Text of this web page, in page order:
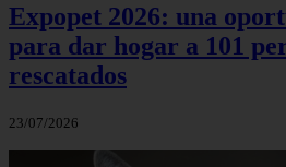
Expopet 2026: una
para dar hogar a 101
rescatados
23/07/2026